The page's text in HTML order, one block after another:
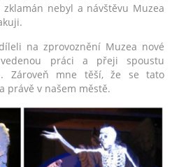
nebyl a návštěvu Muzea
na zprovoznění Muzea nové
práci a přeji spoustu
Zároveň mne těší, že se tato
právě v našem městě.